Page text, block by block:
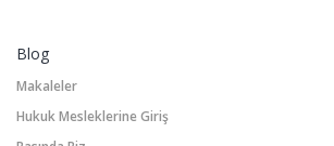
Blog
Makaleler
Hukuk Mesleklerine Giriş